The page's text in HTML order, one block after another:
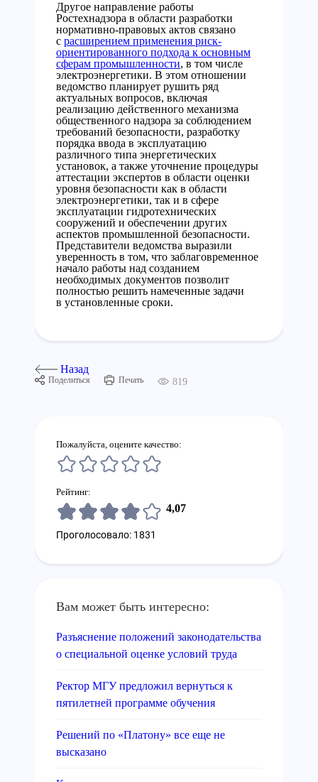
Другое направление работы
Ростехнадзора в области разработки
нормативно-правовых актов связано
с расширением применения риск-
ориентированного подхода к основным
сферам промышленности, в том числе
электроэнергетики. В этом отношении
ведомство планирует рушить ряд
актуальных вопросов, включая
реализацию действенного механизма
общественного надзора за соблюдением
требований безопасности, разработку
порядка ввода в эксплуатацию
различного типа энергетических
установок, а также уточнение процедуры
аттестации экспертов в области оценки
уровня безопасности как в области
электроэнергетики, так и в сфере
эксплуатации гидротехнических
сооружений и обеспечении других
аспектов промышленной безопасности.
Представители ведомства выразили
уверенность в том, что заблаговременное
начало работы над созданием
необходимых документов позволит
полностью решить намеченные задачи
в установленные сроки.
Назад
Поделиться Печать 819
Пожалуйста, оцените качество:
Рейтинг:
4,07
Проголосовало: 1831
Вам может быть интересно:
Разъяснение положений законодательства
о специальной оценке условий труда
Ректор МГУ предложил вернуться к
пятилетней программе обучения
Решений по «Платону» все еще не
высказано